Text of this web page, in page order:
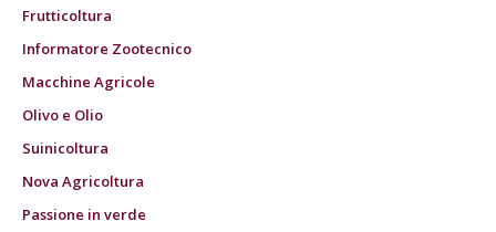
Frutticoltura
Informatore Zootecnico
Macchine Agricole
Olivo e Olio
Suinicoltura
Nova Agricoltura
Passione in verde